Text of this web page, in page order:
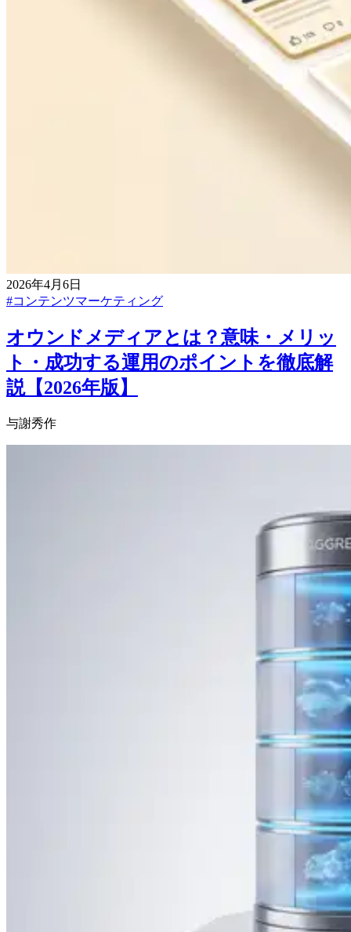
2026年4月6日
#コンテンツマーケティング
オウンドメディアとは？意味・メリッ
ト・成功する運用のポイントを徹底解
説【2026年版】
与謝秀作